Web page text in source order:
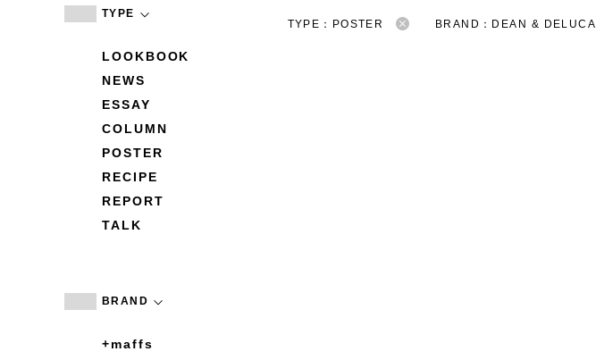
TYPE
LOOKBOOK
NEWS
ESSAY
COLUMN
POSTER
RECIPE
REPORT
TALK
BRAND
+maffs
TYPE：POSTER BRAND：DEAN & DELUCA